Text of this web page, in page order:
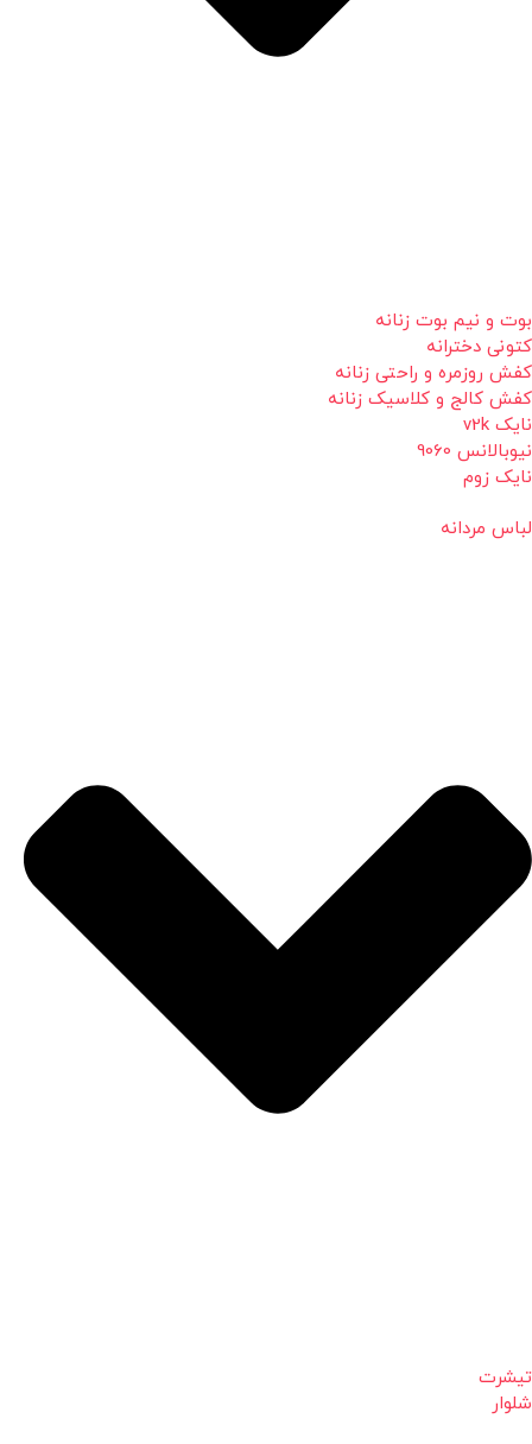
بوت و نیم بوت زنانه
کتونی دخترانه
کفش روزمره و راحتی زنانه
کفش کالج و کلاسیک زنانه
نایک v2k
نیوبالانس 9060
نایک زوم
لباس مردانه
تیشرت
شلوار